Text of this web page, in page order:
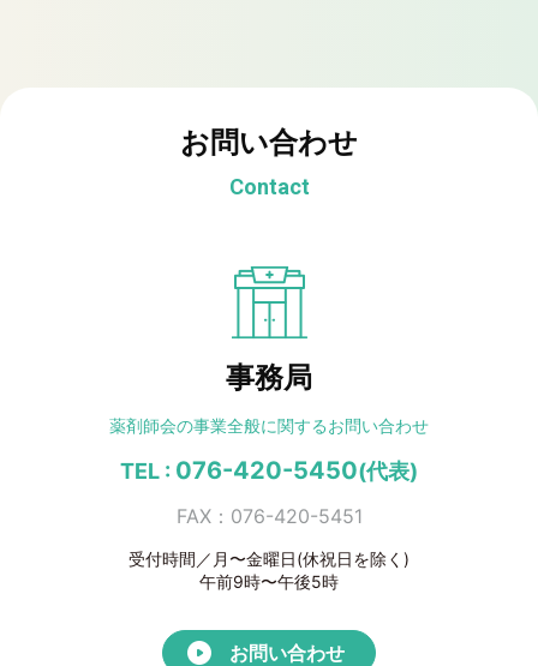
お問い合わせ
Contact
事務局
薬剤師会の事業全般に関するお問い合わせ
TEL : 076-420-5450(代表)
FAX：076-420-5451
受付時間／月〜金曜日(休祝日を除く)
午前9時〜午後5時
お問い合わせ